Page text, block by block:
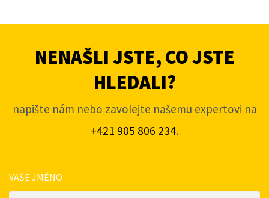
NENAŠLI JSTE, CO JSTE
HLEDALI?
napište nám nebo zavolejte našemu expertovi na
+421 905 806 234.
VAŠE JMÉNO